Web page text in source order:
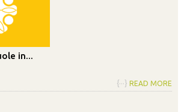
in...
{···} READ MORE